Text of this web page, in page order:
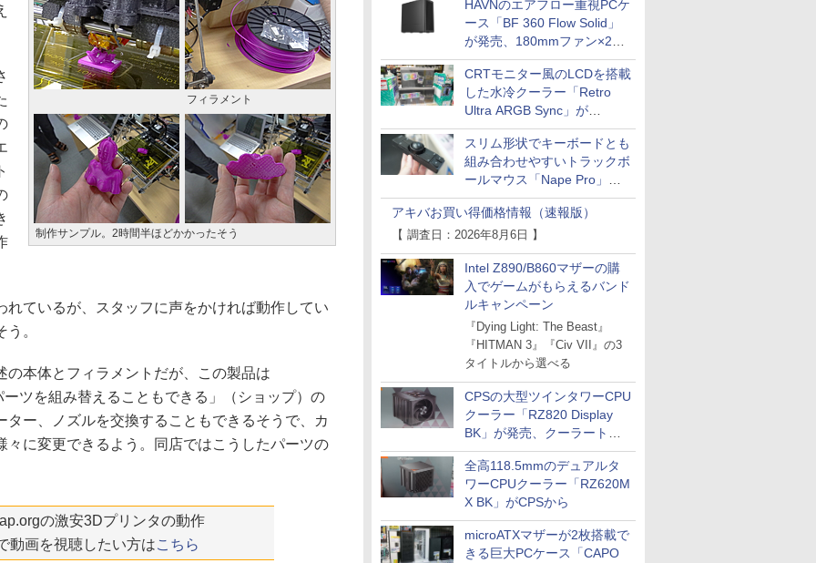
HAVNのエアフロー重視PCケ
ース「BF 360 Flow Solid」
が発売、180mmファン×2搭
載
CRTモニター風のLCDを搭載
した水冷クーラー「Retro
Ultra ARGB Sync」が
Thermaltakeから
スリム形状でキーボードとも
組み合わせやすいトラックボ
ールマウス「Nape Pro」が
Keychronから
アキバお買い得価格情報（速報版）
【 調査日：2026年8月6日 】
Intel Z890/B860マザーの購
入でゲームがもらえるバンド
ルキャンペーン
『Dying Light: The Beast』
『HITMAN 3』『Civ VII』の3
タイトルから選べる
CPSの大型ツインタワーCPU
クーラー「RZ820 Display
BK」が発売、クーラートッ
プに5インチ液晶搭載
全高118.5mmのデュアルタ
ワーCPUクーラー「RZ620M
X BK」がCPSから
microATXマザーが2枚搭載で
きる巨大PCケース「CAPO
フィラメント
制作サンプル。2時間半ほどかかったそう
ているが、スタッフに声をかければ動作してい
。
本体とフィラメントだが、この製品は
ツを組み替えることもできる」（ショップ）の
ー、ノズルを交換することもできるそうで、カ
々に変更できるよう。同店ではこうしたパーツの
の激安3Dプリンタの動作
動画を視聴したい方はこちら